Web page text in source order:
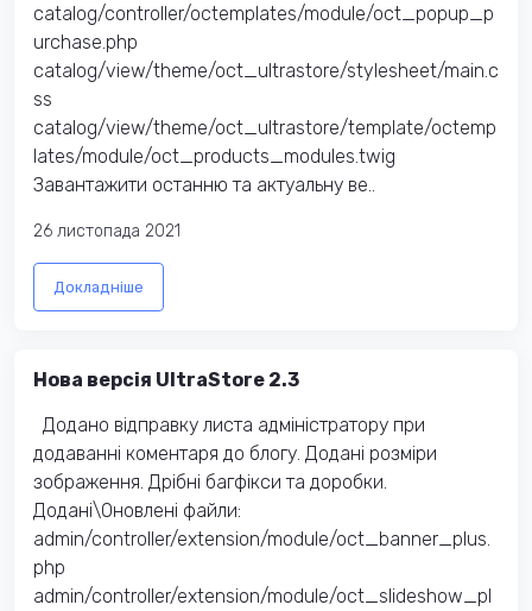
catalog/controller/octemplates/module/oct_popup_p
urchase.php
catalog/view/theme/oct_ultrastore/stylesheet/main.c
ss
catalog/view/theme/oct_ultrastore/template/octemp
lates/module/oct_products_modules.twig
Завантажити останню та актуальну ве..
26 листопада 2021
Докладніше
Нова версія UltraStore 2.3
Додано відправку листа адміністратору при
додаванні коментаря до блогу. Додані розміри
зображення. Дрібні багфікси та доробки.
Додані\Оновлені файли:
admin/controller/extension/module/oct_banner_plus.
php
admin/controller/extension/module/oct_slideshow_pl